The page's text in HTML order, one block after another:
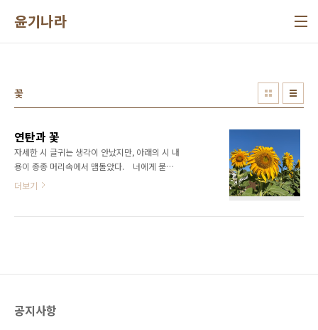
윤기나라
꽃
연탄과 꽃
자세한 시 글귀는 생각이 안났지만, 아래의 시 내
용이 종종 머리속에서 맴돌았다. 너에게 묻는
다 연탄재 함부로 발로 차지 마라 너는 누구
을까?
더보기
공지사항